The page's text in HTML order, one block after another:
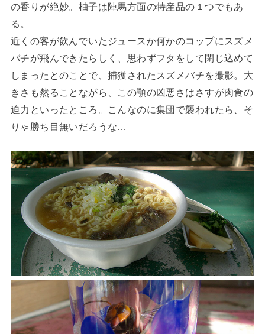
の香りが絶妙。柚子は陣馬方面の特産品の１つでもあ
る。
近くの客が飲んでいたジュースか何かのコップにスズメ
バチが飛んできたらしく、思わずフタをして閉じ込めて
しまったとのことで、捕獲されたスズメバチを撮影。大
きさも然ることながら、この顎の凶悪さはさすが肉食の
迫力といったところ。こんなのに集団で襲われたら、そ
りゃ勝ち目無いだろうな…